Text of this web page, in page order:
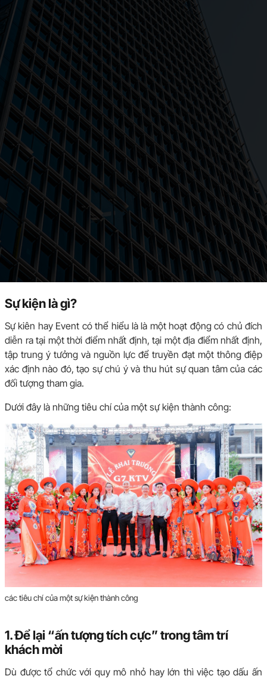
Sự kiện là gì?
Sự kiên hay Event có thể hiểu là là một hoạt động có chủ đích
diễn ra tại một thời điểm nhất định, tại một địa điểm nhất định,
tập trung ý tưởng và nguồn lực để truyền đạt một thông điệp
xác định nào đó, tạo sự chú ý và thu hút sự quan tâm của các
đối tượng tham gia.
Dưới đây là những tiêu chí của một sự kiện thành công:
các tiêu chí của một sự kiện thành công
1. Để lại “ấn tượng tích cực” trong tâm trí
khách mời
Dù được tổ chức với quy mô nhỏ hay lớn thì việc tạo dấu ấn